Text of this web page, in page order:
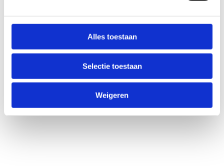
Alles toestaan
Selectie toestaan
Weigeren